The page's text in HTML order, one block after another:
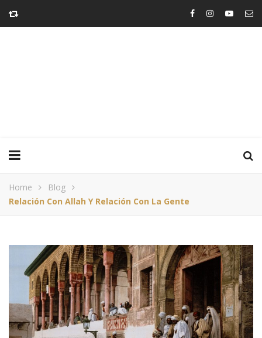
Home
Blog
Relación Con Allah Y Relación Con La Gente